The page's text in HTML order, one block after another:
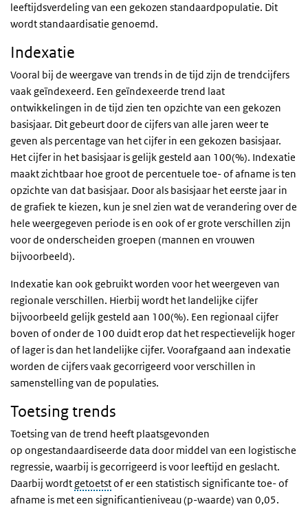
leeftijdsverdeling van een gekozen standaardpopulatie. Dit
wordt standaardisatie genoemd.
Indexatie
Vooral bij de weergave van trends in de tijd zijn de trendcijfers
vaak geïndexeerd. Een geïndexeerde trend laat
ontwikkelingen in de tijd zien ten opzichte van een gekozen
basisjaar. Dit gebeurt door de cijfers van alle jaren weer te
geven als percentage van het cijfer in een gekozen basisjaar.
Het cijfer in het basisjaar is gelijk gesteld aan 100(%). Indexatie
maakt zichtbaar hoe groot de percentuele toe- of afname is ten
opzichte van dat basisjaar. Door als basisjaar het eerste jaar in
de grafiek te kiezen, kun je snel zien wat de verandering over de
hele weergegeven periode is en ook of er grote verschillen zijn
voor de onderscheiden groepen (mannen en vrouwen
bijvoorbeeld).
Indexatie kan ook gebruikt worden voor het weergeven van
regionale verschillen. Hierbij wordt het landelijke cijfer
bijvoorbeeld gelijk gesteld aan 100(%). Een regionaal cijfer
boven of onder de 100 duidt erop dat het respectievelijk hoger
of lager is dan het landelijke cijfer. Voorafgaand aan indexatie
worden de cijfers vaak gecorrigeerd voor verschillen in
samenstelling van de populaties.
Toetsing trends
Toetsing van de trend heeft plaatsgevonden
op ongestandaardiseerde data door middel van een logistische
regressie, waarbij is gecorrigeerd is voor leeftijd en geslacht.
Daarbij wordtgetoetstof er een statistisch significante toe- of
afname is met een significantieniveau (p-waarde) van 0,05.